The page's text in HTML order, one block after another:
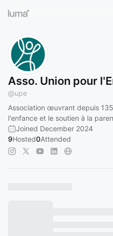
Asso. Union pour
@upe
Association œuvrant depuis
l'enfance et le soutien à la
Joined December 2024
9Hosted0Attended